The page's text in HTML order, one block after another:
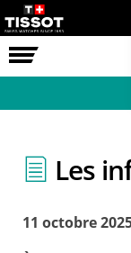
Les
11 octobre